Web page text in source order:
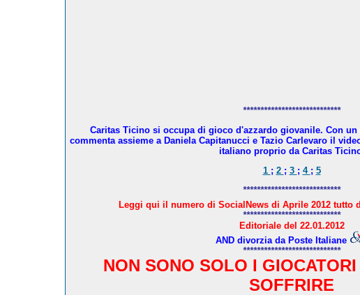
****************************
Caritas Ticino si occupa di gioco d'azzardo giovanile. Con
commenta assieme a Daniela Capitanucci e Tazio Carlevaro il
italiano proprio da Caritas
1 ; 2 ; 3 ; 4 ; 5
****************************
Leggi qui il numero di SocialNews di Aprile 2012 tutto
****************************
Editoriale del 22.01.2012
AND divorzia da Poste Italiane
****************************
NON SONO SOLO I
SOFFRIRE